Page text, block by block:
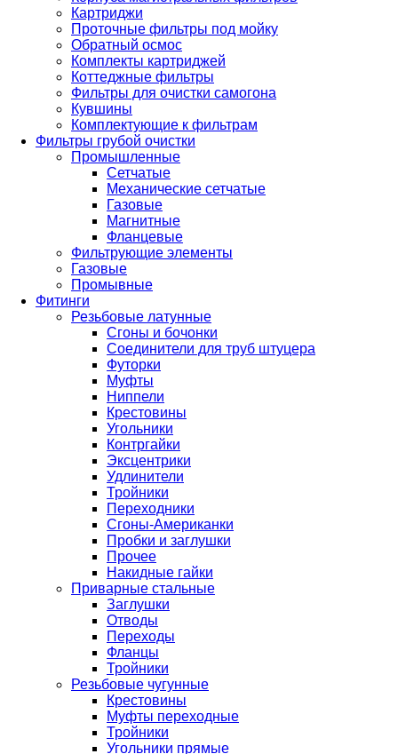
Картриджи
Проточные фильтры под мойку
Обратный осмос
Комплекты картриджей
Коттеджные фильтры
Фильтры для очистки самогона
Кувшины
Комплектующие к фильтрам
Фильтры грубой очистки
Промышленные
Сетчатые
Механические сетчатые
Газовые
Магнитные
Фланцевые
Фильтрующие элементы
Газовые
Промывные
Фитинги
Резьбовые латунные
Сгоны и бочонки
Соединители для труб штуцера
Футорки
Муфты
Ниппели
Крестовины
Угольники
Контргайки
Эксцентрики
Удлинители
Тройники
Переходники
Сгоны-Американки
Пробки и заглушки
Прочее
Накидные гайки
Приварные стальные
Заглушки
Отводы
Переходы
Фланцы
Тройники
Резьбовые чугунные
Крестовины
Муфты переходные
Тройники
Угольники прямые